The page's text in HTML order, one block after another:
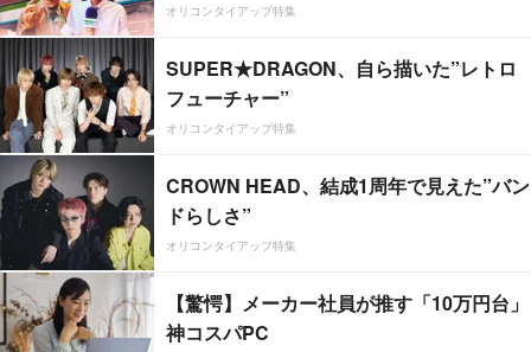
オリコンタイアップ特集
SUPER★DRAGON、自ら描いた”レトロ
フューチャー”
オリコンタイアップ特集
CROWN HEAD、結成1周年で見えた”バン
ドらしさ”
オリコンタイアップ特集
【驚愕】メーカー社員が推す「10万円台」
神コスパPC